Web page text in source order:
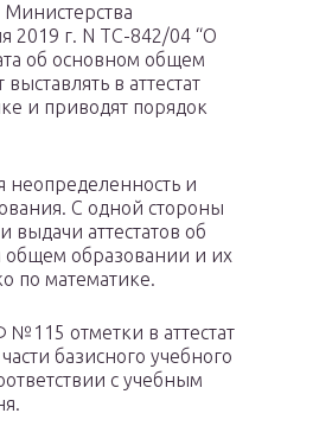
2019 г. N ТС-842/04 “О
об основном общем
в аттестат
и приводят порядок
неопределенность и
С одной стороны
выдачи аттестатов об
образовании и их
по математике.
отметки в аттестат
базисного учебного
с учебным